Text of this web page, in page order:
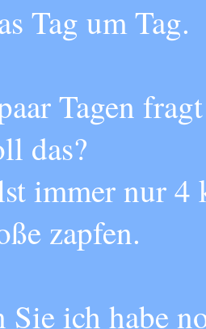
Tag um Tag.
Tagen
das?
immer nur
zapfen.
Sie ich habe